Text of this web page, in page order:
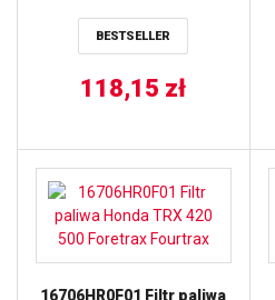
BESTSELLER
118,15 zł
16706HR0F01 Filtr paliwa